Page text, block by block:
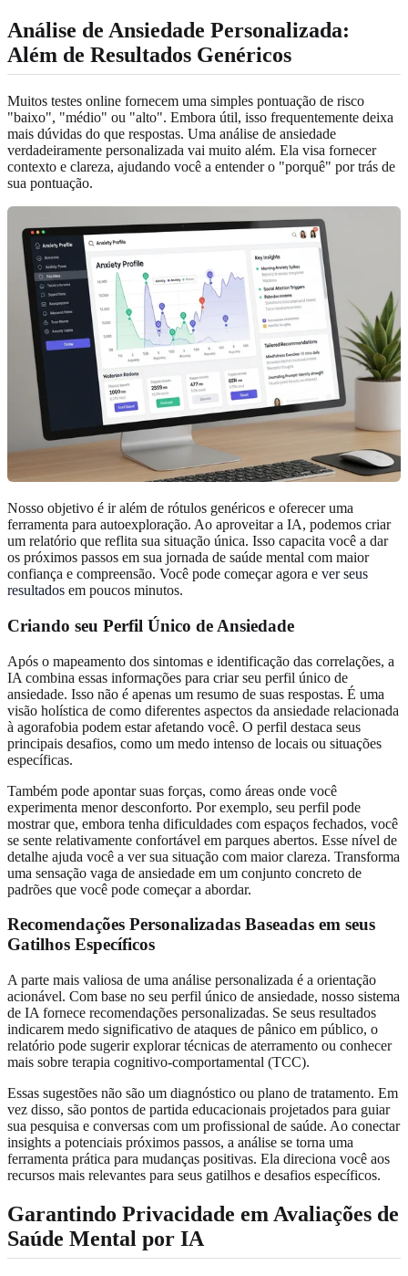
Análise de Ansiedade Personalizada:
Além de Resultados Genéricos
Muitos testes online fornecem uma simples pontuação de risco
"baixo", "médio" ou "alto". Embora útil, isso frequentemente deixa
mais dúvidas do que respostas. Uma análise de ansiedade
verdadeiramente personalizada vai muito além. Ela visa fornecer
contexto e clareza, ajudando você a entender o "porquê" por trás de
sua pontuação.
Nosso objetivo é ir além de rótulos genéricos e oferecer uma
ferramenta para autoexploração. Ao aproveitar a IA, podemos criar
um relatório que reflita sua situação única. Isso capacita você a dar
os próximos passos em sua jornada de saúde mental com maior
confiança e compreensão. Você pode começar agora e ver seus
resultados em poucos minutos.
Criando seu Perfil Único de Ansiedade
Após o mapeamento dos sintomas e identificação das correlações, a
IA combina essas informações para criar seu perfil único de
ansiedade. Isso não é apenas um resumo de suas respostas. É uma
visão holística de como diferentes aspectos da ansiedade relacionada
à agorafobia podem estar afetando você. O perfil destaca seus
principais desafios, como um medo intenso de locais ou situações
específicas.
Também pode apontar suas forças, como áreas onde você
experimenta menor desconforto. Por exemplo, seu perfil pode
mostrar que, embora tenha dificuldades com espaços fechados, você
se sente relativamente confortável em parques abertos. Esse nível de
detalhe ajuda você a ver sua situação com maior clareza. Transforma
uma sensação vaga de ansiedade em um conjunto concreto de
padrões que você pode começar a abordar.
Recomendações Personalizadas Baseadas em seus
Gatilhos Específicos
A parte mais valiosa de uma análise personalizada é a orientação
acionável. Com base no seu perfil único de ansiedade, nosso sistema
de IA fornece recomendações personalizadas. Se seus resultados
indicarem medo significativo de ataques de pânico em público, o
relatório pode sugerir explorar técnicas de aterramento ou conhecer
mais sobre terapia cognitivo-comportamental (TCC).
Essas sugestões não são um diagnóstico ou plano de tratamento. Em
vez disso, são pontos de partida educacionais projetados para guiar
sua pesquisa e conversas com um profissional de saúde. Ao conectar
insights a potenciais próximos passos, a análise se torna uma
ferramenta prática para mudanças positivas. Ela direciona você aos
recursos mais relevantes para seus gatilhos e desafios específicos.
Garantindo Privacidade em Avaliações de
Saúde Mental por IA